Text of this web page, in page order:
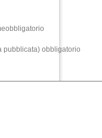
pubblicata) obbligatorio